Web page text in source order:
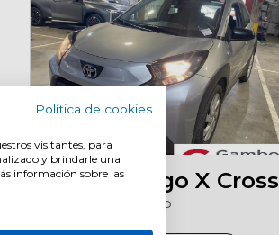
Toyota Aygo X Cross
5P
Política de cookies
visitantes, para
y brindarle una
información sobre las